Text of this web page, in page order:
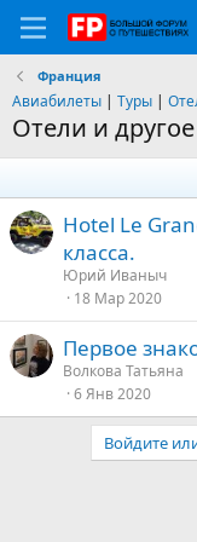
Франция
Авиабилеты | Туры |
Отели и
Hotel Le
класса.
Юрий Иваныч
18 Мар 2020
Первое
Волкова Татьяна
6 Янв 2020
Войдите